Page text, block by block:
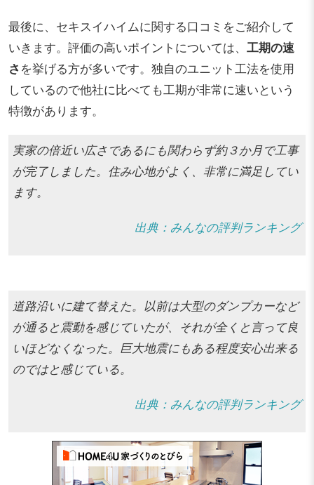
最後に、セキスイハイムに関する口コミをご紹介して
いきます。評価の高いポイントについては、 工期の速
さ を挙げる方が多いです。独自のユニット工法を使用
しているので他社に比べても工期が非常に速いという
特徴があります。
実家の倍近い広さであるにも関わらず約３か月で工事
が完了しました。住み心地がよく、非常に満足してい
ます。
出典：みんなの評判ランキング
道路沿いに建て替えた。以前は大型のダンプカーなど
が通ると震動を感じていたが、それが全くと言って良
いほどなくなった。巨大地震にもある程度安心出来る
のではと感じている。
出典：みんなの評判ランキング